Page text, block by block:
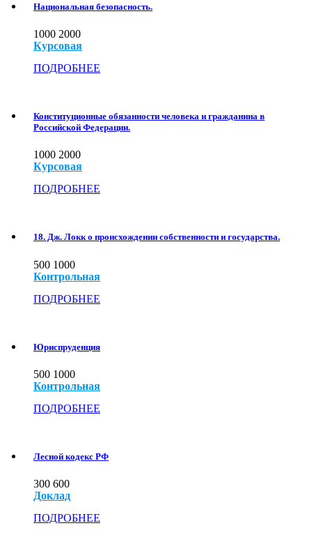
Национальная безопасность.
1000 2000
Курсовая
ПОДРОБНЕЕ
Конституционные обязанности человека и гражданина в
Российской Федерации.
1000 2000
Курсовая
ПОДРОБНЕЕ
18. Дж. Локк о происхождении собственности и государства.
500 1000
Контрольная
ПОДРОБНЕЕ
Юриспруденция
500 1000
Контрольная
ПОДРОБНЕЕ
Лесной кодекс РФ
300 600
Доклад
ПОДРОБНЕЕ